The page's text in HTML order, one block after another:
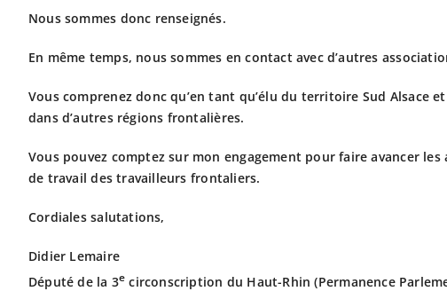
Nous sommes donc renseignés.
En même temps, nous sommes en contact avec d’autres
Vous comprenez donc qu’en tant qu’élu du territoire Sud Alsace
dans d’autres régions frontalières.
Vous pouvez comptez sur mon engagement pour faire avancer
de travail des travailleurs frontaliers.
Cordiales salutations,
Didier Lemaire
Député de la 3e circonscription du Haut-Rhin (Permanence